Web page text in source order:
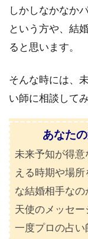
しかしなかなか
という方や、結
ると思います。
そんな時には、
い師に相談して
あなた
未来予知が得
える時期や場
な結婚相手なの
天使のメッセー
一度プロの占い